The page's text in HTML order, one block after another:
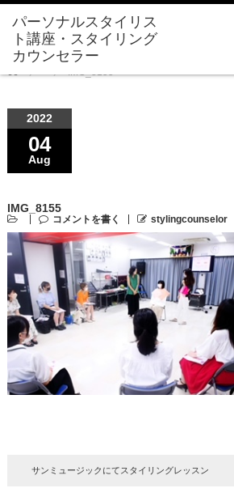
IMG_8155
2022
04
Aug
IMG_8155
コメントを書く stylingcounselor
サンミュージックにてスタイリングレッスン